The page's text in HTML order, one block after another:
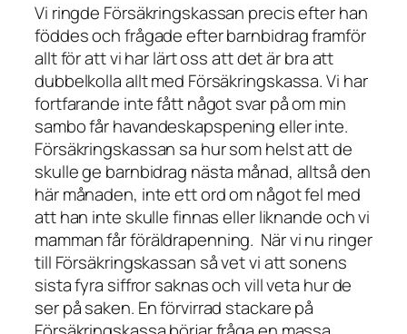
Vi ringde Försäkringskassan precis efter han
föddes och frågade efter barnbidrag framför
allt för att vi har lärt oss att det är bra att
dubbelkolla allt med Försäkringskassa. Vi har
fortfarande inte fått något svar på om min
sambo får havandeskapspening eller inte.
Försäkringskassan sa hur som helst att de
skulle ge barnbidrag nästa månad, alltså den
här månaden, inte ett ord om något fel med
att han inte skulle finnas eller liknande och vi
mamman får föräldrapenning. När vi nu ringer
till Försäkringskassan så vet vi att sonens
sista fyra siffror saknas och vill veta hur de
ser på saken. En förvirrad stackare på